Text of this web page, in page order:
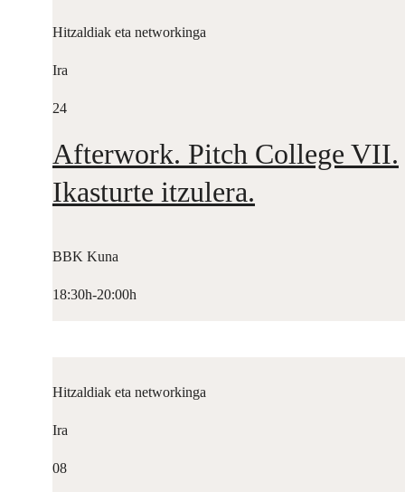
Hitzaldiak eta networkinga
Ira
24
Afterwork. Pitch College VII.
Ikasturte itzulera.
BBK Kuna
18:30h-20:00h
Hitzaldiak eta networkinga
Ira
08